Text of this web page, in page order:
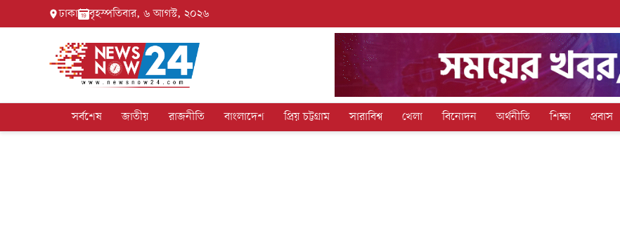
ঢাকা বৃহস্পতিবার, ৬ আগস্ট, ২০২৬
সর্বশেষ জাতীয় রাজনীতি বাংলাদেশ প্রিয় চট্টগ্রাম সারাবিশ্ব খেলা বিনোদন অর্থনীতি শিক্ষা প্রবাস